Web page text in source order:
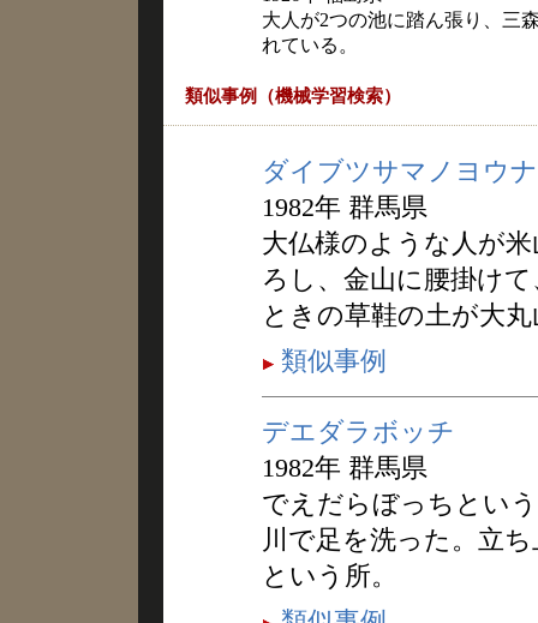
大人が2つの池に踏ん張り、三
れている。
類似事例（機械学習検索）
ダイブツサマノヨウ
1982年 群馬県
大仏様のような人が
ろし、金山に腰掛け
ときの草鞋の土が大
類似事例
デエダラボッチ
1982年 群馬県
でえだらぼっちとい
川で足を洗った。立
という所。